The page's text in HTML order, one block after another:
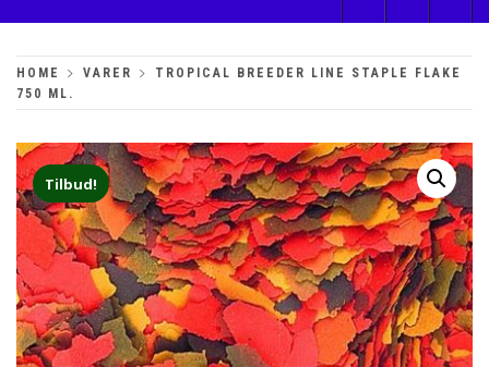
HOME VARER
TROPICAL BREEDER LINE STAPLE FLAKE
750 ML.
Tilbud!